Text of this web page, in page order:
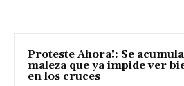
Proteste Ahora!: Se
maleza que ya impide ver
en los cruces